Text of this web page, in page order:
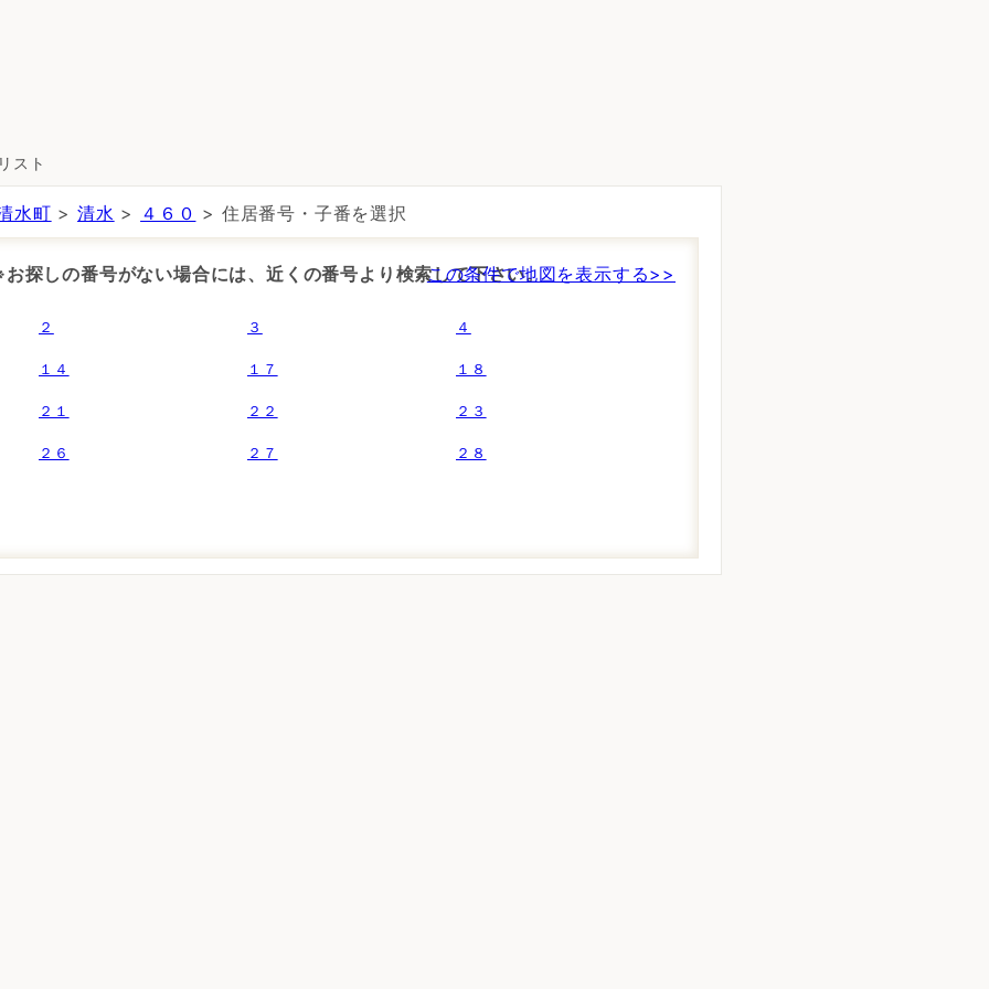
スト
水町 >清水 > ４６０ > 住居番号・子番を選択
探しの番号がない場合には、近くの番号より検索して下さい。この条件で地図を表示する>>
２ ３ ４
１４ １７ １８
２１ ２２ ２３
２６ ２７ ２８